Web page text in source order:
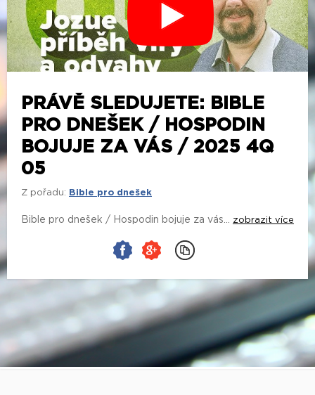
PRÁVĚ SLEDUJETE: BIBLE
PRO DNEŠEK / HOSPODIN
BOJUJE ZA VÁS / 2025 4Q
05
Z pořadu: Bible pro dnešek
Bible pro dnešek / Hospodin bojuje za vás... zobrazit více